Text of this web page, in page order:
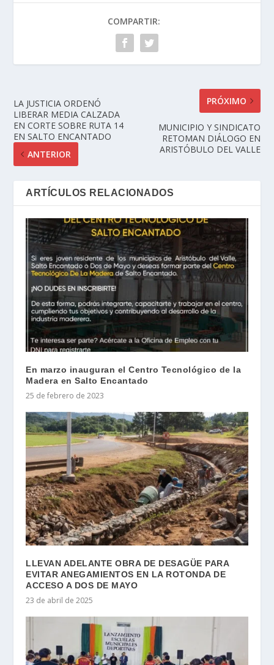
COMPARTIR:
LA JUSTICIA ORDENÓ
LIBERAR MEDIA CALZADA
EN CORTE SOBRE RUTA 14
EN SALTO ENCANTADO
ANTERIOR
PRÓXIMO
MUNICIPIO Y SINDICATO
RETOMAN DIÁLOGO EN
ARISTÓBULO DEL VALLE
ARTÍCULOS RELACIONADOS
En marzo inauguran el Centro Tecnológico de la
Madera en Salto Encantado
25 de febrero de 2023
LLEVAN ADELANTE OBRA DE DESAGÜE PARA
EVITAR ANEGAMIENTOS EN LA ROTONDA DE
ACCESO A DOS DE MAYO
23 de abril de 2025